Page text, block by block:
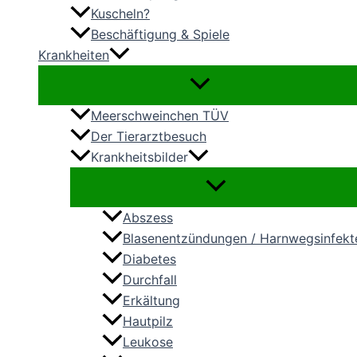
Kuscheln?
Beschäftigung & Spiele
Krankheiten
Meerschweinchen TÜV
Der Tierarztbesuch
Krankheitsbilder
Abszess
Blasenentzündungen /
Diabetes
Durchfall
Erkältung
Hautpilz
Leukose